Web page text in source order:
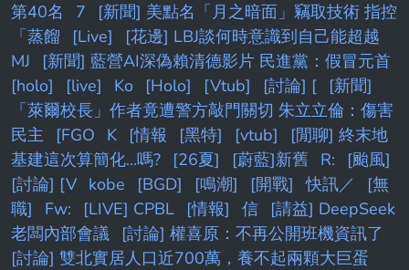
第40名
7
[新聞] 美點名「月之暗面」竊取技術 指控
「蒸餾
[Live]
[花邊] LBJ談何時意識到自己能超越
MJ
[新聞] 藍營AI深偽賴清德影片 民進黨：假冒元首
[holo]
[live] Ko [Holo] [Vtub] [討論] [
[新聞]
「萊爾校長」作者竟遭警方敲門關切 朱立立倫：傷害
民主
[FGO K [情報 [黑特] [vtub]
[閒聊] 終末地
基建這次算簡化...嗎?
[26夏] [蔚藍]新舊 R:
[颱風]
[討論] [V kobe [BGD] [鳴潮] [開戰] 快訊／
[無
職]
Fw: [LIVE] CPBL [情報] 信
[請益] DeepSeek
老闆內部會議
[討論] 權喜原：不再公開班機資訊了
[討論] 雙北實居人口近700萬，養不起兩顆大巨蛋